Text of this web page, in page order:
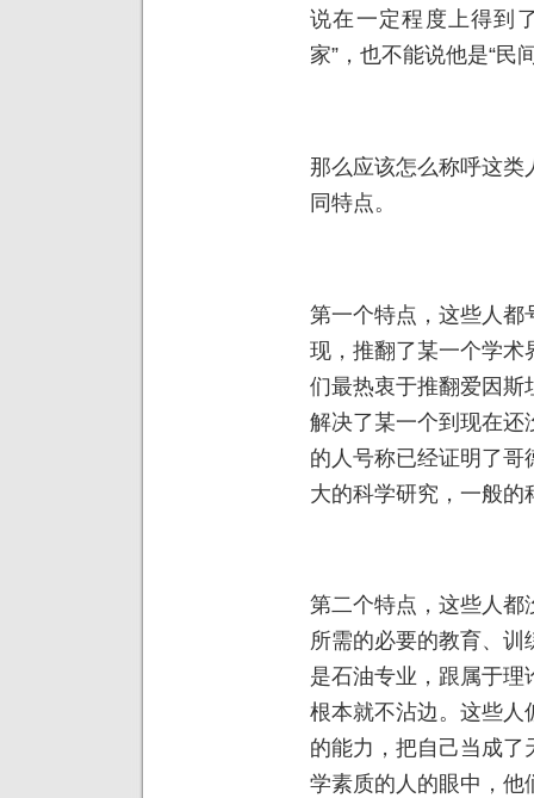
说在一定程度上得到
家”，也不能说他是“民
那么应该怎么称呼这类
同特点。
第一个特点，这些人都
现，推翻了某一个学术
们最热衷于推翻爱因斯
解决了某一个到现在还
的人号称已经证明了
大的科学研究，一般
第二个特点，这些人都
所需的必要的教育、
是石油专业，跟属于
根本就不沾边。这些人
的能力，把自己当成
学素质的人的眼中，他